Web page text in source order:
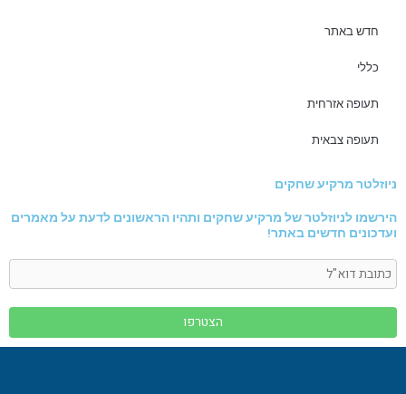
חדש באתר
כללי
תעופה אזרחית
תעופה צבאית
ניוזלטר מרקיע שחקים
הירשמו לניוזלטר של מרקיע שחקים ותהיו הראשונים לדעת על מאמרים
ועדכונים חדשים באתר!